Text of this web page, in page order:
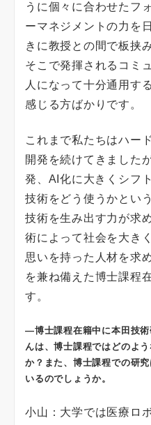
うに個々に合わせたフ
ーマネジメントの力を
きに教授との間で板挟
そこで発揮されるコミ
人になって十分通用す
感じる方ばかりです。
これまで私たちはハー
開発を続けてきました
発、AI化に大きくシフ
技術をどう使うかとい
技術を生み出す力が求
術によって社会を大き
思いを持った人材を求
を兼ね備えた博士課程
す。
―博士課程在籍中に本田技術
んは、博士課程ではどのよ
か？また、博士課程での研
いるのでしょうか。
小山：大学では医療ロ